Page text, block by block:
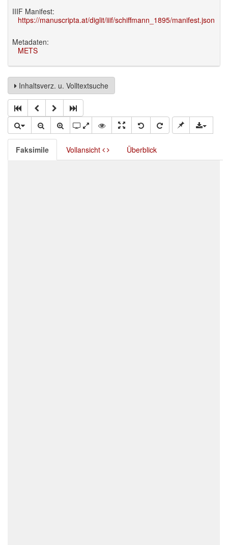
IIIF Manifest:
https://manuscripta.at/diglit/iiif/schiffmann_1895/manifest.json
Metadaten:
METS
Inhaltsverz. u. Volltextsuche
Faksimile Vollansicht Überblick